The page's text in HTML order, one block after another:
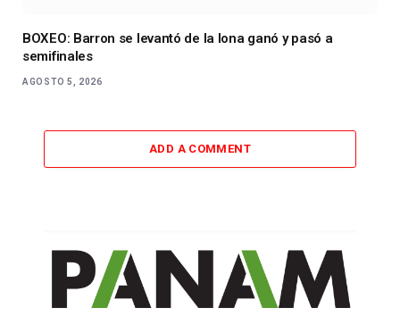
BOXEO: Barron se levantó de la lona ganó y pasó a
semifinales
AGOSTO 5, 2026
ADD A COMMENT